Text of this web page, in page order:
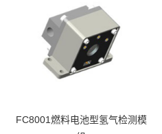
FC8001燃料电池型氢气检测模